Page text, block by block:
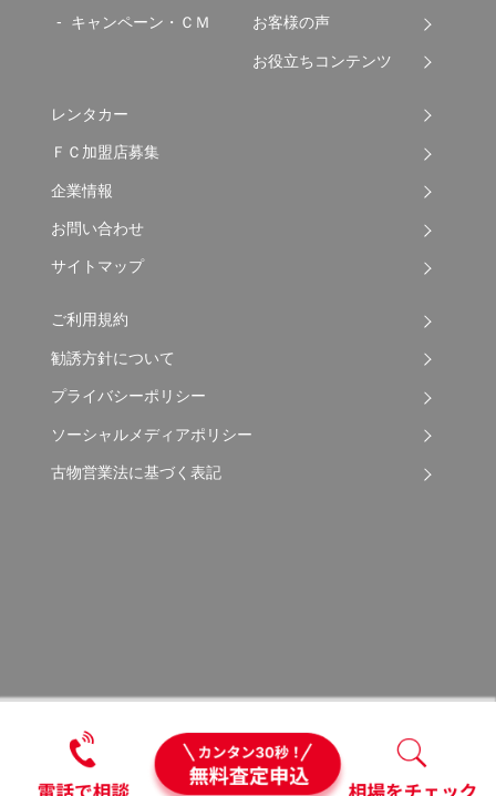
キャンペーン・ＣＭ お客様の声
お役立ちコンテンツ
レンタカー
ＦＣ加盟店募集
企業情報
お問い合わせ
サイトマップ
ご利用規約
勧誘方針について
プライバシーポリシー
ソーシャルメディアポリシー
古物営業法に基づく表記